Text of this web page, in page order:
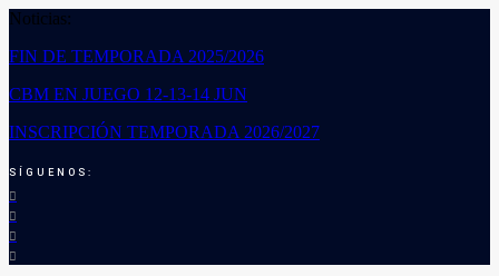
Noticias:
FIN DE TEMPORADA 2025/2026
CBM EN JUEGO 12-13-14 JUN
INSCRIPCIÓN TEMPORADA 2026/2027
SÍGUENOS: